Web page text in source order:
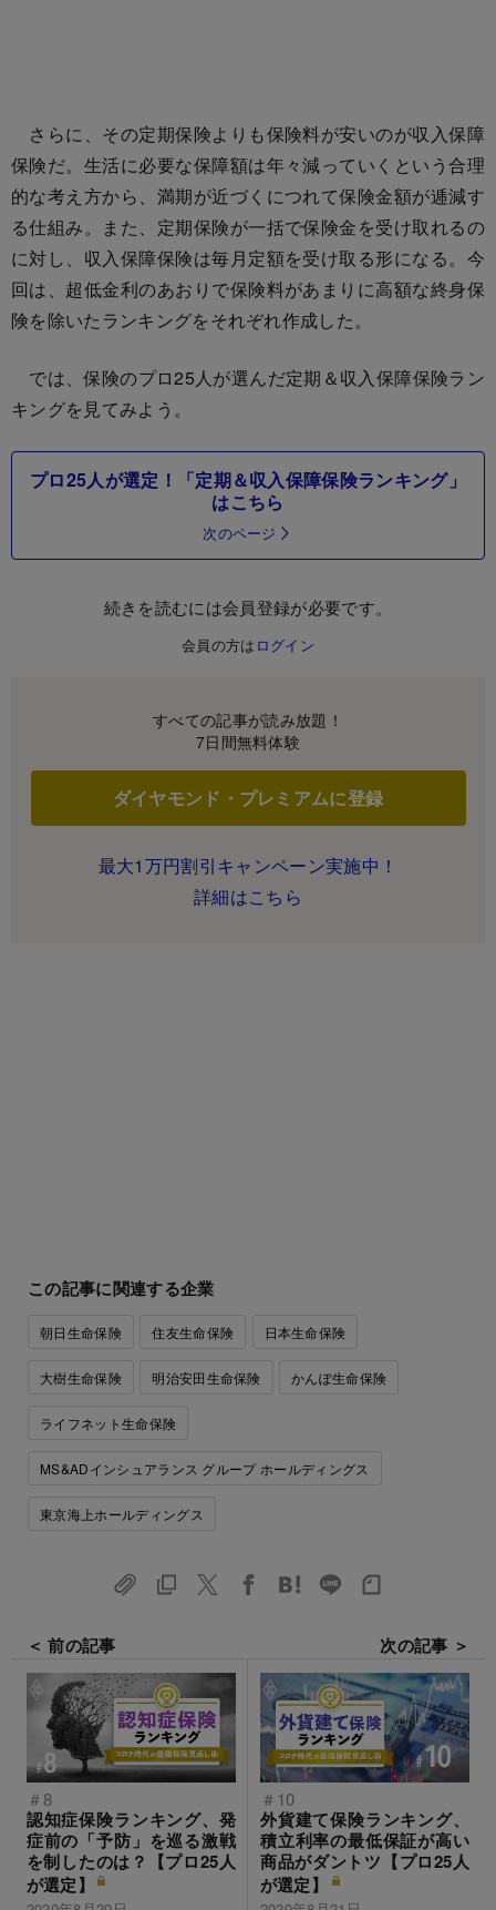
さらに、その定期保険よりも保険料が安いのが収入保障
保険だ。生活に必要な保障額は年々減っていくという合理
的な考え方から、満期が近づくにつれて保険金額が逓減す
る仕組み。また、定期保険が一括で保険金を受け取れるの
に対し、収入保障保険は毎月定額を受け取る形になる。今
回は、超低金利のあおりで保険料があまりに高額な終身保
険を除いたランキングをそれぞれ作成した。
では、保険のプロ25人が選んだ定期＆収入保障保険ラン
キングを見てみよう。
プロ25人が選定！「定期＆収入保障保険ランキング」
はこちら
次のページ
続きを読むには会員登録が必要です。
会員の方は ログイン
すべての記事が読み放題！
7日間無料体験
ダイヤモンド・プレミアムに登録
最大1万円割引キャンペーン実施中！
詳細はこちら
この記事に関連する企業
朝日生命保険 住友生命保険 日本生命保険
大樹生命保険 明治安田生命保険 かんぽ生命保険
ライフネット生命保険
MS&ADインシュアランス グループ ホールディングス
東京海上ホールディングス
＜ 前の記事
＃8
認知症保険ランキング、発
症前の「予防」を巡る激戦
を制したのは？【プロ25人
が選定】
次の記事 ＞
＃10
外貨建て保険ランキング、
積立利率の最低保証が高い
商品がダントツ【プロ25人
が選定】